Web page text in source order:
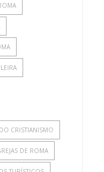
CRISTIANISMO
DE ROMA